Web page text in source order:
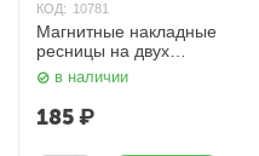
КОД: 10781
Магнитные накладные
ресницы на двух
магнитах 08# HudaBeauty
в наличии
185₽